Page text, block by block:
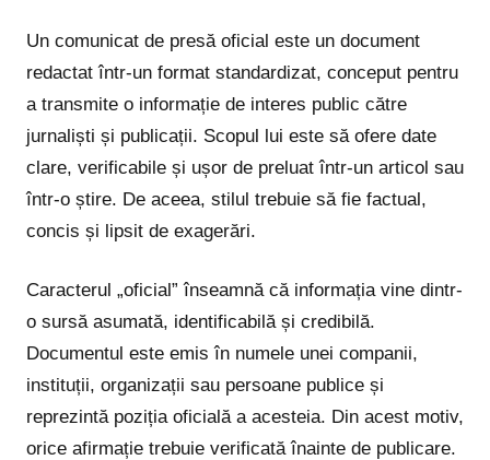
Un comunicat de presă oficial este un document
redactat într-un format standardizat, conceput pentru
a transmite o informație de interes public către
jurnaliști și publicații. Scopul lui este să ofere date
clare, verificabile și ușor de preluat într-un articol sau
într-o știre. De aceea, stilul trebuie să fie factual,
concis și lipsit de exagerări.
Caracterul „oficial” înseamnă că informația vine dintr-
o sursă asumată, identificabilă și credibilă.
Documentul este emis în numele unei companii,
instituții, organizații sau persoane publice și
reprezintă poziția oficială a acesteia. Din acest motiv,
orice afirmație trebuie verificată înainte de publicare.